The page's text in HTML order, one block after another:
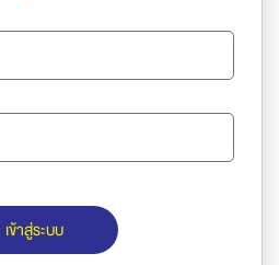
เข้าสู่ระบบ